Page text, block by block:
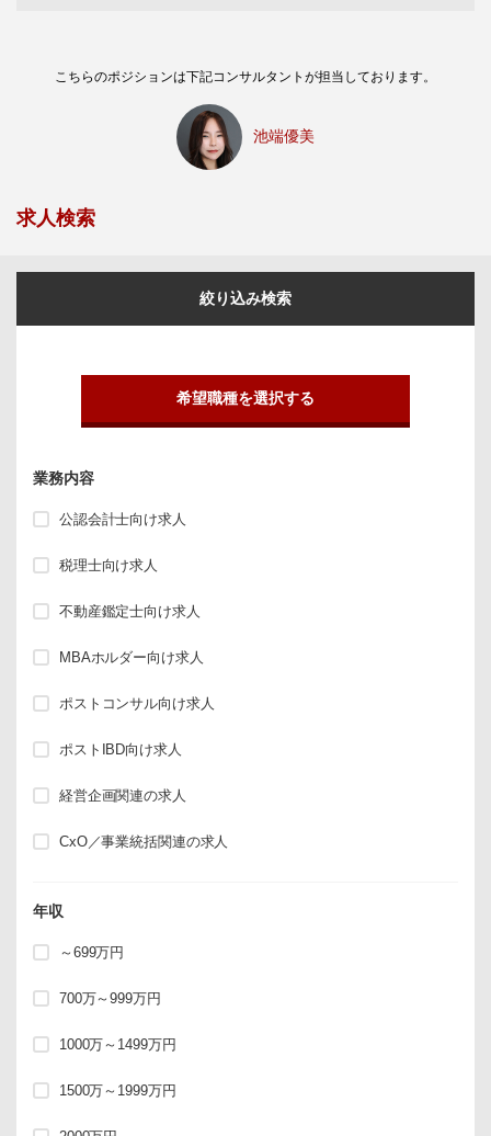
こちらのポジションは下記コンサルタントが担当しております。
池端優美
求人検索
絞り込み検索
希望職種を選択する
業務内容
公認会計士向け求人
税理士向け求人
不動産鑑定士向け求人
MBAホルダー向け求人
ポストコンサル向け求人
ポストIBD向け求人
経営企画関連の求人
CxO／事業統括関連の求人
年収
～699万円
700万～999万円
1000万～1499万円
1500万～1999万円